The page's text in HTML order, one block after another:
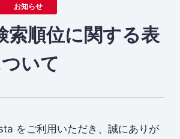
お知らせ
索順位に関する表
いて
をご利用いただき、誠にありが